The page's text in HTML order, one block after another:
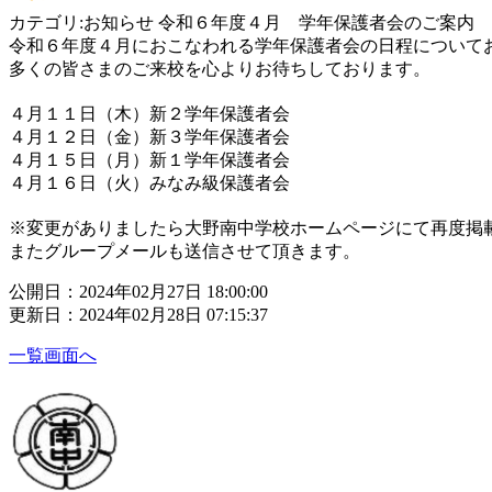
カテゴリ:お知らせ 令和６年度４月 学年保護者会のご案内
令和６年度４月におこなわれる学年保護者会の日程について
多くの皆さまのご来校を心よりお待ちしております。
４月１１日（木）新２学年保護者会
４月１２日（金）新３学年保護者会
４月１５日（月）新１学年保護者会
４月１６日（火）みなみ級保護者会
※変更がありましたら大野南中学校ホームページにて再度掲
またグループメールも送信させて頂きます。
公開日：2024年02月27日 18:00:00
更新日：2024年02月28日 07:15:37
一覧画面へ